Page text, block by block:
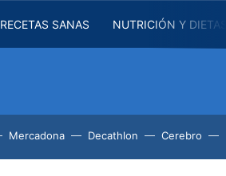
RECETAS SANAS NUTRICIÓN Y
Mercadona Decathlon Cerebro